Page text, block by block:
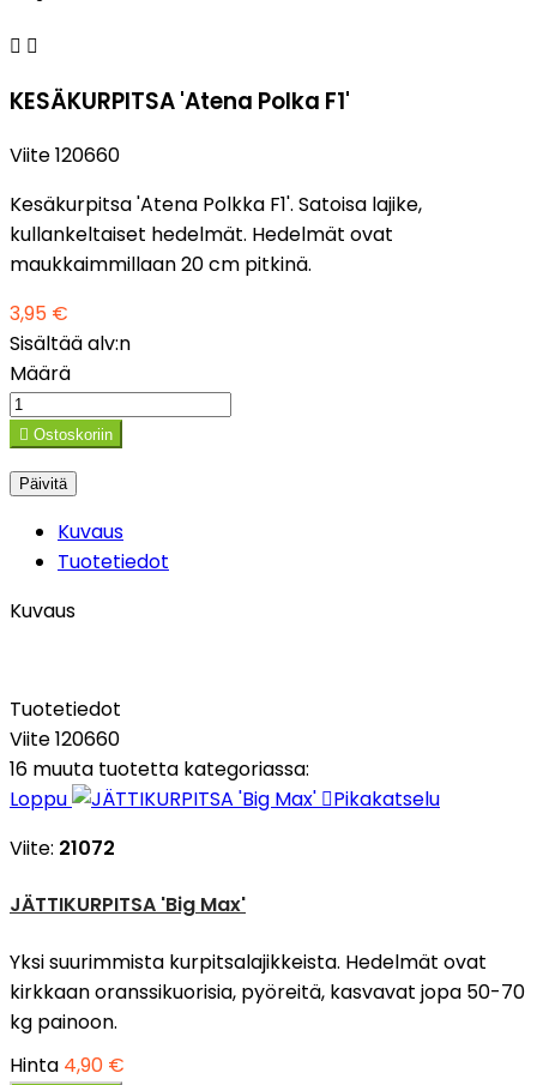
 
KESÄKURPITSA 'Atena Polka F1'
Viite120660
Kesäkurpitsa 'Atena Polkka F1'. Satoisa lajike,
kullankeltaiset hedelmät. Hedelmät ovat
maukkaimmillaan 20 cm pitkinä.
3,95 €
Sisältää alv:n
Määrä
 Ostoskoriin
Kuvaus
Tuotetiedot
Kuvaus
Tuotetiedot
Viite120660
16 muuta tuotetta kategoriassa:
Loppu
Pikakatselu
Viite: 21072
JÄTTIKURPITSA 'Big Max'
Yksi suurimmista kurpitsalajikkeista. Hedelmät ovat
kirkkaan oranssikuorisia, pyöreitä, kasvavat jopa 50-70
kg painoon.
Hinta 4,90 €